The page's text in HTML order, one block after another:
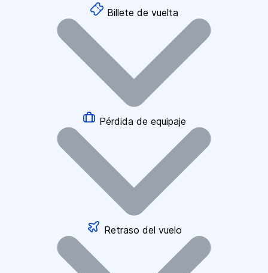
Billete de vuelta
Pérdida de equipaje
Retraso del vuelo